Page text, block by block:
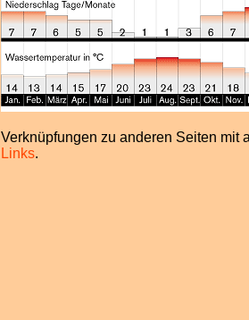
Verknüpfungen zu anderen Seiten mit
Links.